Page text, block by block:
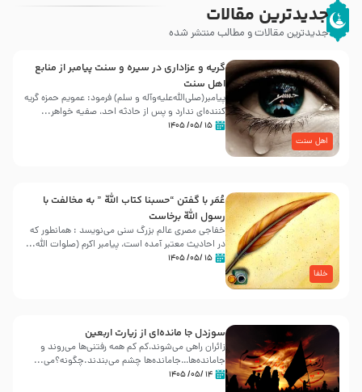
جدیدترین مقالات
جدیدترین مقالات و مطالب منتشر شده
اهل سنت
گریه و عزاداری در سیره و سنت پیامبر از منابع
اهل سنت
پیامبر(صلی‌الله‌علیه‌وآله و سلم) فرمود: عمویم حمزه گریه
کننده‌ای ندارد و پس از حادثه احد، صفیه خواهر...
۱۵ /۰۵/ ۱۴۰۵
خلفا
عُمَر با گفتن “حسبنا كتاب اللّه ” به مخالفت با
رسول اللّه برخاست
خفاجی مصری عالم بزرگ سنی می‌نویسد : همانطور که
در احادیث معتبر آمده است، پیامبر اکرم (صلوات اللّه...
۱۵ /۰۵/ ۱۴۰۵
سوزدل جا مانده‌ای از زیارت اربعین
زائران راهی می‌شوند،کم‌ کم همه رفتنی‌ها می‌روند و
جامانده‌ها…جامانده‌ها چشم می‌بندند.چگونه؟می‌...
۱۴ /۰۵/ ۱۴۰۵